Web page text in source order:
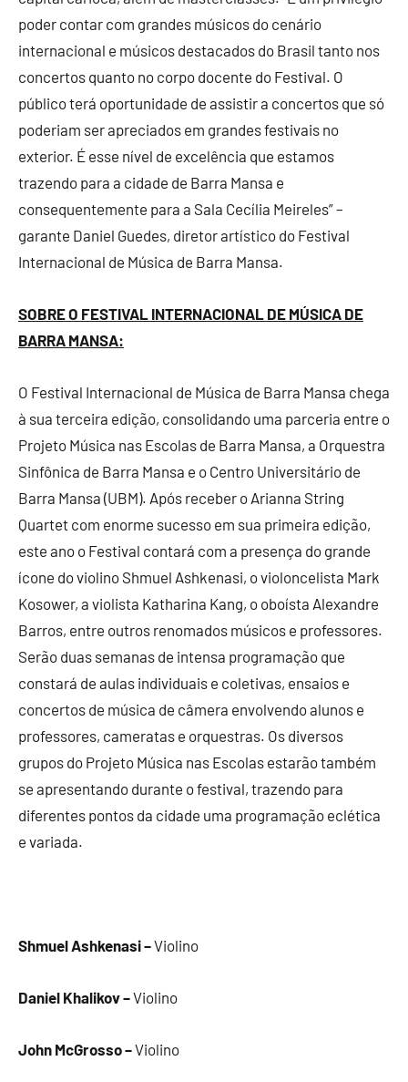
poder contar com grandes músicos do cenário
internacional e músicos destacados do Brasil tanto nos
concertos quanto no corpo docente do Festival. O
público terá oportunidade de assistir a concertos que só
poderiam ser apreciados em grandes festivais no
exterior. É esse nível de excelência que estamos
trazendo para a cidade de Barra Mansa e
consequentemente para a Sala Cecília Meireles” –
garante Daniel Guedes, diretor artístico do Festival
Internacional de Música de Barra Mansa.
SOBRE O FESTIVAL INTERNACIONAL DE MÚSICA DE
BARRA MANSA:
O Festival Internacional de Música de Barra Mansa chega
à sua terceira edição, consolidando uma parceria entre o
Projeto Música nas Escolas de Barra Mansa, a Orquestra
Sinfônica de Barra Mansa e o Centro Universitário de
Barra Mansa (UBM). Após receber o Arianna String
Quartet com enorme sucesso em sua primeira edição,
este ano o Festival contará com a presença do grande
ícone do violino Shmuel Ashkenasi, o violoncelista Mark
Kosower, a violista Katharina Kang, o oboísta Alexandre
Barros, entre outros renomados músicos e professores.
Serão duas semanas de intensa programação que
constará de aulas individuais e coletivas, ensaios e
concertos de música de câmera envolvendo alunos e
professores, cameratas e orquestras. Os diversos
grupos do Projeto Música nas Escolas estarão também
se apresentando durante o festival, trazendo para
diferentes pontos da cidade uma programação eclética
e variada.
Shmuel Ashkenasi –Violino
Daniel Khalikov –Violino
John McGrosso –Violino